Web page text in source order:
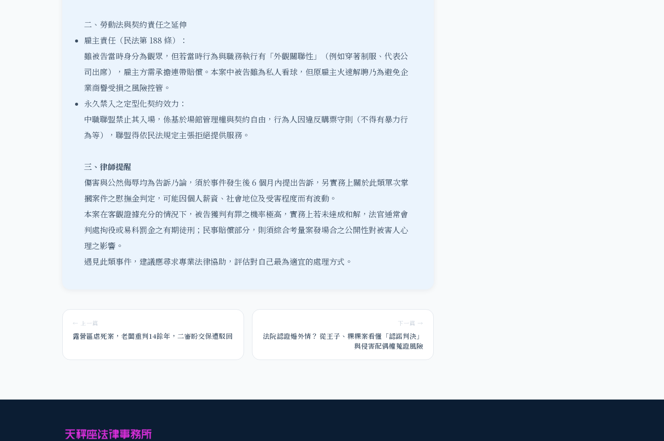
二、勞動法與契約責任之延伸
雇主責任（民法第 188 條）：
雖被告當時身分為觀眾，但若當時行為與職務執行有「外觀關聯性」（例如穿著制服、代表公
司出席），雇主方需承擔連帶賠償。本案中被告雖為私人看球，但原雇主火速解聘乃為避免企
業商譽受損之風險控管。
永久禁入之定型化契約效力：
中職聯盟禁止其入場，係基於場館管理權與契約自由，行為人因違反購票守則（不得有暴力行
為等），聯盟得依民法規定主張拒絕提供服務。
三、律師提醒
傷害與公然侮辱均為告訴乃論，須於事件發生後 6 個月內提出告訴，另實務上關於此類單次掌
摑案件之慰撫金判定，可能因個人薪資、社會地位及受害程度而有波動。
本案在客觀證據充分的情況下，被告獲判有罪之機率極高，實務上若未達成和解，法官通常會
判處拘役或易科罰金之有期徒刑；民事賠償部分，則須綜合考量案發場合之公開性對被害人心
理之影響。
遇見此類事件，建議應尋求專業法律協助，評估對自己最為適宜的處理方式。
← 上一篇
露營區虐死案，老闆重判14餘年，二審盼交保遭駁回
下一篇 →
法院認證婚外情？ 從王子、粿粿案看懂「認諾判決」
與侵害配偶權蒐證風險